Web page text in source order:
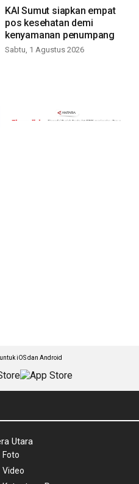
KAI Sumut siapkan empat
pos kesehatan demi
kenyamanan penumpang
Sabtu, 1 Agustus 2026
iOS dan Android
Utara
Foto
Video